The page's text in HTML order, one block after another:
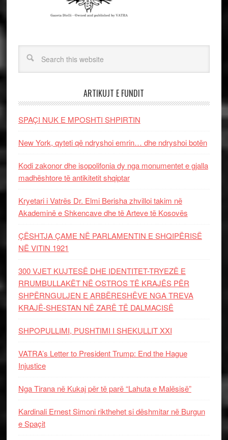
ARTIKUJT E FUNDIT
SPAÇI NUK E MPOSHTI SHPIRTIN
New York, qyteti që ndryshoi emrin… dhe ndryshoi botën
Kodi zakonor dhe isopolifonia dy nga monumentet e gjalla
madhështore të antikitetit shqiptar
Kryetari i Vatrës Dr. Elmi Berisha zhvilloi takim në
Akademinë e Shkencave dhe të Arteve të Kosovës
ÇËSHTJA ÇAME NË PARLAMENTIN E SHQIPËRISË
NË VITIN 1921
300 VJET KUJTESË DHE IDENTITET-TRYEZË E
RRUMBULLAKËT NË OSTROS TË KRAJËS PËR
SHPËRNGULJEN E ARBËRESHËVE NGA TREVA
KRAJË-SHESTAN NË ZARË TË DALMACISË
SHPOPULLIMI, PUSHTIMI I SHEKULLIT XXI
VATRA’s Letter to President Trump: End the Hague
Injustice
Nga Tirana në Kukaj për të parë “Lahuta e Malësisë”
Kardinali Ernest Simoni rikthehet si dëshmitar në Burgun
e Spaçit